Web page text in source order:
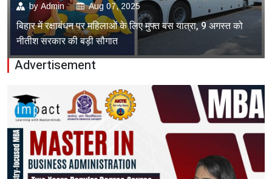
by Admin Aug 07, 2025
बिहार में रक्षाबंधन पर महिलाओं के लिए मुफ्त बस यात्रा, 9 अगस्त को
नीतीश सरकार की बड़ी सौगात
Advertisement